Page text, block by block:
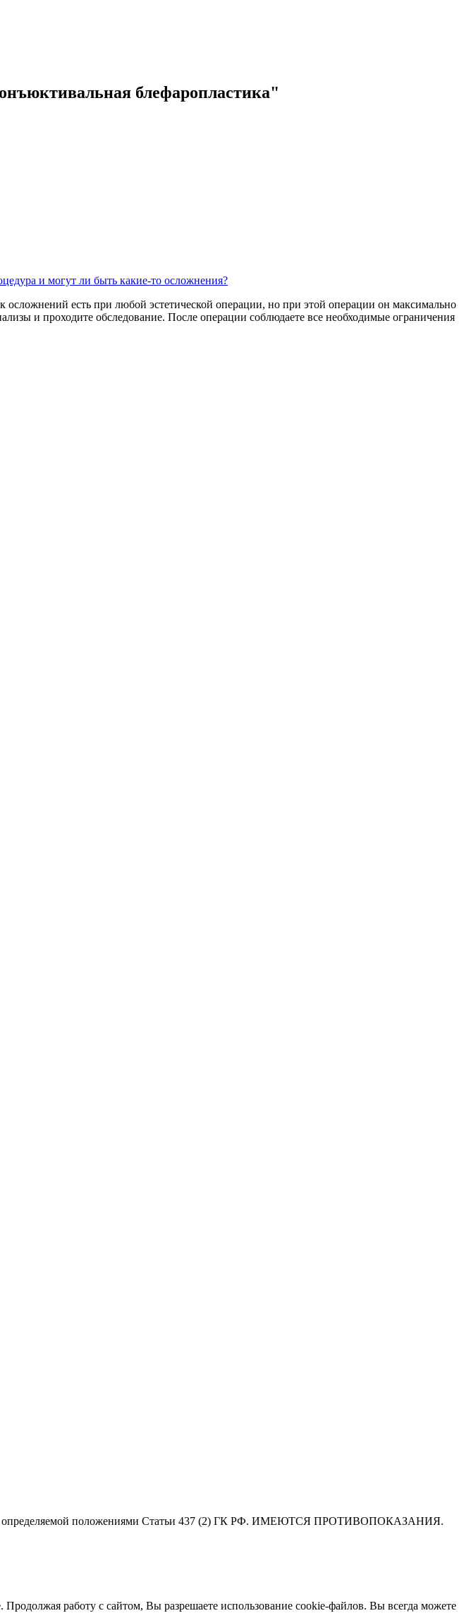
блефаропластика"
и могут ли быть какие-то осложнения?
есть при любой эстетической операции, но при этой операции он максимально
и проходите обследование. После операции соблюдаете все необходимые ограничения
определяемой положениями Статьи 437 (2) ГК РФ. ИМЕЮТСЯ ПРОТИВОПОКАЗАНИЯ.
работу с сайтом, Вы разрешаете использование cookie-файлов. Вы всегда можете